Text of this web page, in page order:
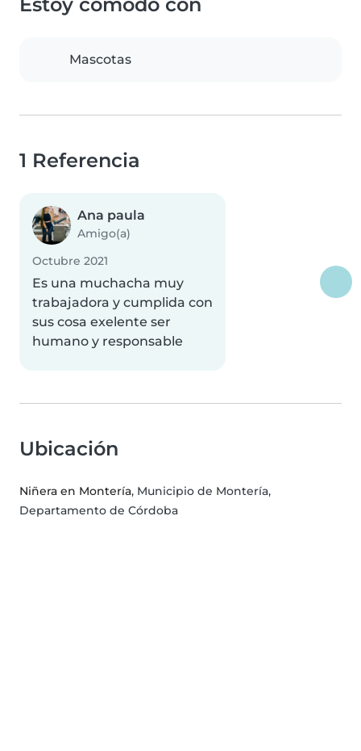
Mascotas
1 Referencia
Ana paula
Amigo(a)
Octubre 2021
Es una muchacha muy
trabajadora y cumplida con
sus cosa exelente ser
humano y responsable
Ubicación
Niñera en Montería, Municipio de Montería,
Departamento de Córdoba